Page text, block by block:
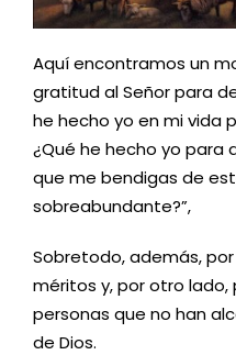
Aquí encontramos un
gratitud al Señor para
he hecho yo en mi vida
¿Qué he hecho yo
que me bendigas de
sobreabundante?”,
Sobretodo, además,
méritos y, por otro
personas que no han
de Dios.